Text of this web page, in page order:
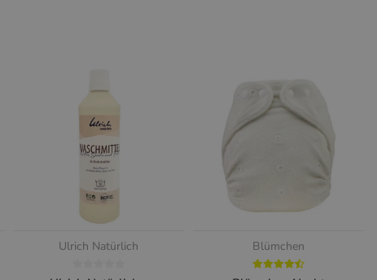
Ulrich Natürlich Blümchen